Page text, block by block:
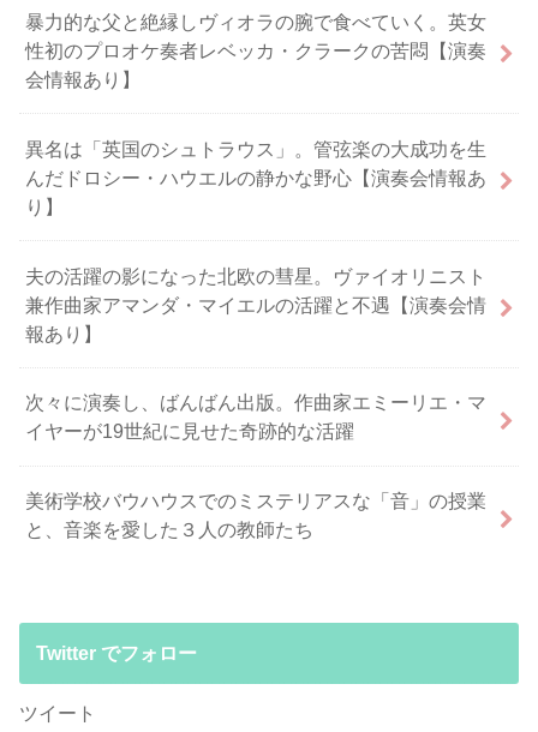
暴力的な父と絶縁しヴィオラの腕で食べていく。英女
性初のプロオケ奏者レベッカ・クラークの苦悶【演奏
会情報あり】
異名は「英国のシュトラウス」。管弦楽の大成功を生
んだドロシー・ハウエルの静かな野心【演奏会情報あ
り】
夫の活躍の影になった北欧の彗星。ヴァイオリニスト
兼作曲家アマンダ・マイエルの活躍と不遇【演奏会情
報あり】
次々に演奏し、ばんばん出版。作曲家エミーリエ・マ
イヤーが19世紀に見せた奇跡的な活躍
美術学校バウハウスでのミステリアスな「音」の授業
と、音楽を愛した３人の教師たち
Twitter でフォロー
ツイート